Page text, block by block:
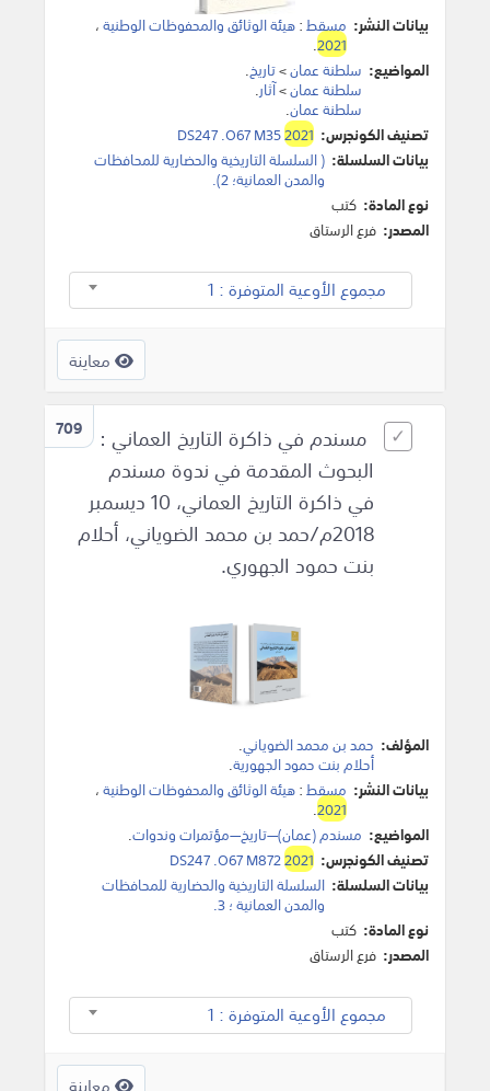
بيانات النشر: مسقط:هيئة الوثائق والمحفوظات الوطنية،
2021
.
المواضيع: سلطنة عمان>تاريخ.
سلطنة عمان>آثار.
سلطنة عمان.
تصنيف الكونجرس:
DS247 .O67 M352021
بيانات السلسلة: ( السلسلة التاريخية والحضارية للمحافظات
والمدن العمانية؛ 2).
نوع المادة: كتب
المصدر: فرع الرستاق
مجموع الأوعية المتوفرة : 1
معاينة
709
مسندم في ذاكرة التاريخ العماني :
البحوث المقدمة في ندوة مسندم
في ذاكرة التاريخ العماني، 10 ديسمبر
2018م‎/حمد بن محمد الضوياني، أحلام
بنت حمود الجهوري.
المؤلف: حمد بن محمد الضوياني.
أحلام بنت حمود الجهورية.
بيانات النشر: مسقط:هيئة الوثائق والمحفوظات الوطنية،
2021
.
المواضيع: مسندم (عمان)—تاريخ—مؤتمرات وندوات‎.
تصنيف الكونجرس:
DS247 .O67 M8722021
بيانات السلسلة: السلسلة التاريخية والحضارية للمحافظات
والمدن العمانية ؛ 3‎.
نوع المادة: كتب
المصدر: فرع الرستاق
مجموع الأوعية المتوفرة : 1
معاينة